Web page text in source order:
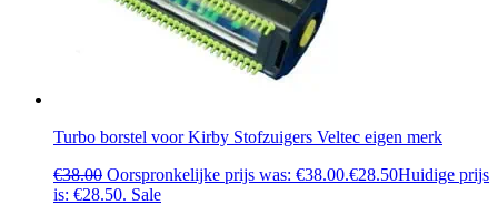
Turbo borstel voor Kirby Stofzuigers Veltec eigen merk
€38.00 Oorspronkelijke prijs was: €38.00.€28.50Huidige prijs
is: €28.50. Sale